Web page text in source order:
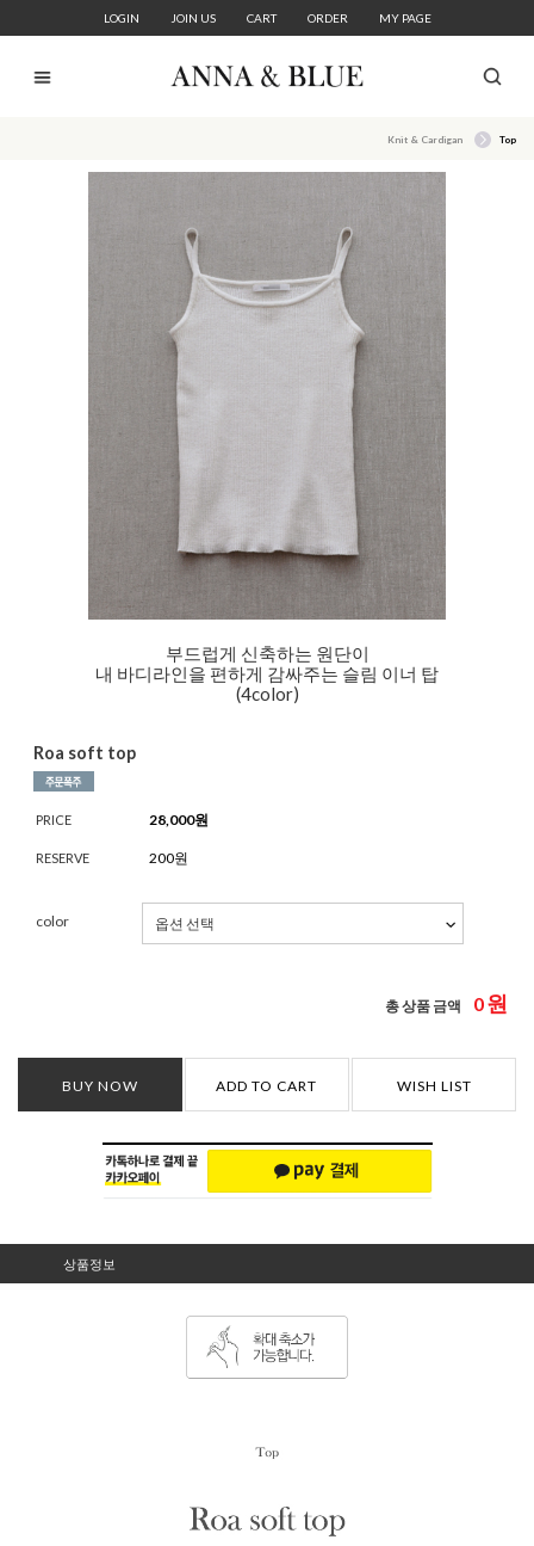
LOGIN JOIN US CART ORDER MY PAGE
Knit & Cardigan Top
부드럽게 신축하는 원단이
내 바디라인을 편하게 감싸주는 슬림 이너 탑
(4color)
Roa soft top
PRICE 28,000원
RESERVE 200원
color
총 상품 금액 0원
BUY NOW ADD TO CART WISH LIST
상품정보